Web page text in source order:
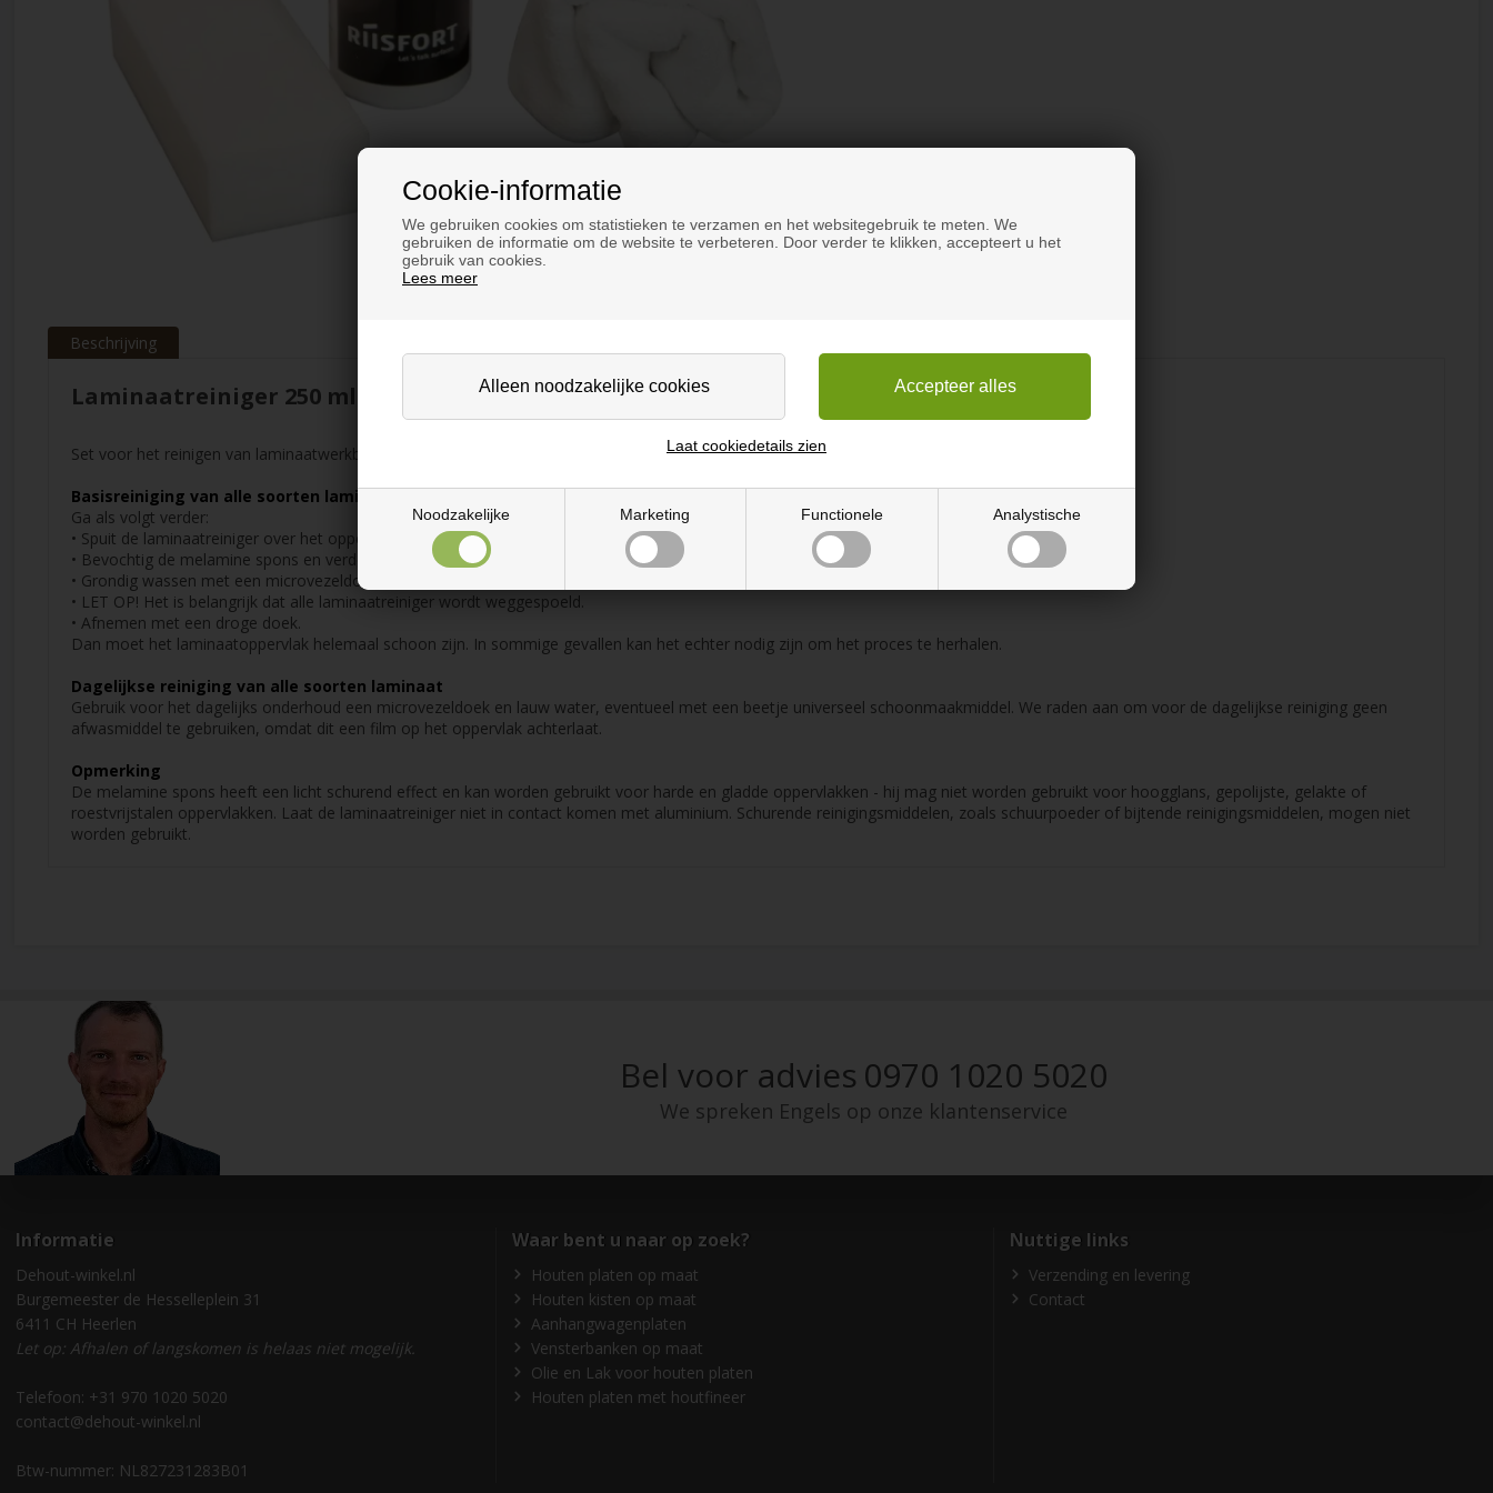
Cookie-informatie
We gebruiken cookies om statistieken te verzamen en het websitegebruik te meten. We
gebruiken de informatie om de website te verbeteren. Door verder te klikken, accepteert u het
gebruik van cookies.
Lees meer
Noodzakelijke Marketing Functionele Analystische
Laat cookiedetails zien
Beschrijving
Laminaatreiniger 250 ml + doek en melamine spons
Set voor het reinigen van laminaatwerkbladen en laminaatoppervlakken.
Basisreiniging van alle soorten laminaat
Ga als volgt verder:
• Spuit de laminaatreiniger over het oppervlak. Klaar voor gebruik, niet verdunnen.
• Bevochtig de melamine spons en verdeel de laminaatreiniger over het hele vel en laat het ca. 1 minuut inwerken.
• Grondig wassen met een microvezeldoek met schoon, lauw water.
• LET OP! Het is belangrijk dat alle laminaatreiniger wordt weggespoeld.
• Afnemen met een droge doek.
Dan moet het laminaatoppervlak helemaal schoon zijn. In sommige gevallen kan het echter nodig zijn om het proces te herhalen.
Dagelijkse reiniging van alle soorten laminaat
Gebruik voor het dagelijks onderhoud een microvezeldoek en lauw water, eventueel met een beetje universeel schoonmaakmiddel. We raden aan om voor de dagelijkse reiniging geen
afwasmiddel te gebruiken, omdat dit een film op het oppervlak achterlaat.
Opmerking
De melamine spons heeft een licht schurend effect en kan worden gebruikt voor harde en gladde oppervlakken - hij mag niet worden gebruikt voor hoogglans, gepolijste, gelakte of
roestvrijstalen oppervlakken. Laat de laminaatreiniger niet in contact komen met aluminium. Schurende reinigingsmiddelen, zoals schuurpoeder of bijtende reinigingsmiddelen, mogen niet
worden gebruikt.
Bel voor advies 0970 1020 5020
We spreken Engels op onze klantenservice
Informatie
Dehout-winkel.nl
Burgemeester de Hesselleplein 31
6411 CH Heerlen
Let op: Afhalen of langskomen is helaas niet mogelijk.
Telefoon: +31 970 1020 5020
contact@dehout-winkel.nl
Btw-nummer: NL827231283B01
Waar bent u naar op zoek?
Houten platen op maat
Houten kisten op maat
Aanhangwagenplaten
Vensterbanken op maat
Olie en Lak voor houten platen
Houten platen met houtfineer
Nuttige links
Verzending en levering
Contact